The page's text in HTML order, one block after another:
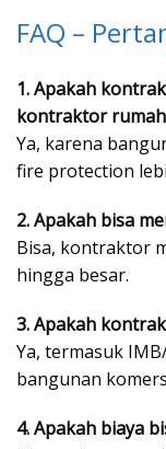
FAQ –
1. Apakah
kontraktor
Ya, karena
fire protection
2. Apakah bisa
Bisa, kontraktor
hingga besar.
3. Apakah
Ya, termasuk
bangunan
4. Apakah biaya